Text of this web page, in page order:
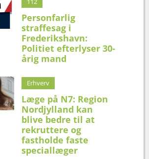
Personfarlig
straffesag i
Frederikshavn:
Politiet efterlyser 30-
årig mand
Erhverv
Læge på N7: Region
Nordjylland kan
blive bedre til at
rekruttere og
fastholde faste
speciallæger